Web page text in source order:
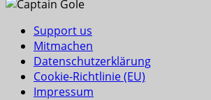
Support us
Mitmachen
Datenschutzerklärung
Cookie-Richtlinie (EU)
Impressum